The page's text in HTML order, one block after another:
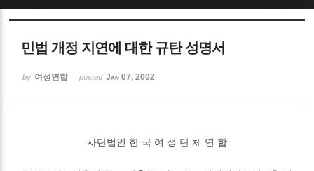
민법 개정 지연에 대한 규탄 성명서
by 여성연합 posted Jan 07, 2002
사단법인 한 국 여 성 단 체 연 합
Sketchbook5, 스케치북5
Sketchbook5, 스케치북5